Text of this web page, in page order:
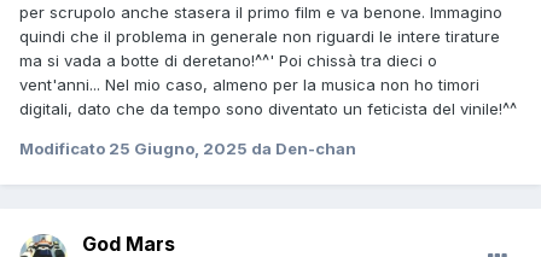
per scrupolo anche stasera il primo film e va benone. Immagino
quindi che il problema in generale non riguardi le intere tirature
ma si vada a botte di deretano!^^' Poi chissà tra dieci o
vent'anni... Nel mio caso, almeno per la musica non ho timori
digitali, dato che da tempo sono diventato un feticista del vinile!^^
Modificato 25 Giugno, 2025 da Den-chan
God Mars